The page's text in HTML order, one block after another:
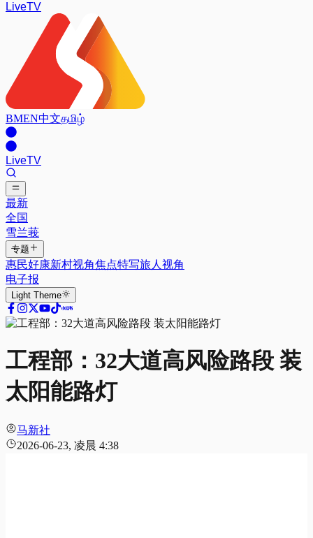
LiveTV
BMEN中文தமிழ்
LiveTV
最新
全国
雪兰莪
专题
惠民好康新村视角焦点特写旅人视角
电子报
Light Theme
工程部：32大道高风险路段 装
太阳能路灯
马新社
2026-06-23, 凌晨 4:38